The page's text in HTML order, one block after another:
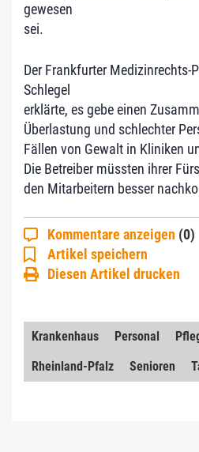
gewesen
sei.
Der Frankfurter Medizinrechts-
Schlegel
erklärte, es gebe einen
Überlastung und schlechter
Fällen von Gewalt in Kliniken
Die Betreiber müssten ihrer
den Mitarbeitern besser
Kommentare anzeigen (0)
Artikel speichern
Diesen Artikel drucken
Krankenhaus Personal
Rheinland-Pfalz
Senioren